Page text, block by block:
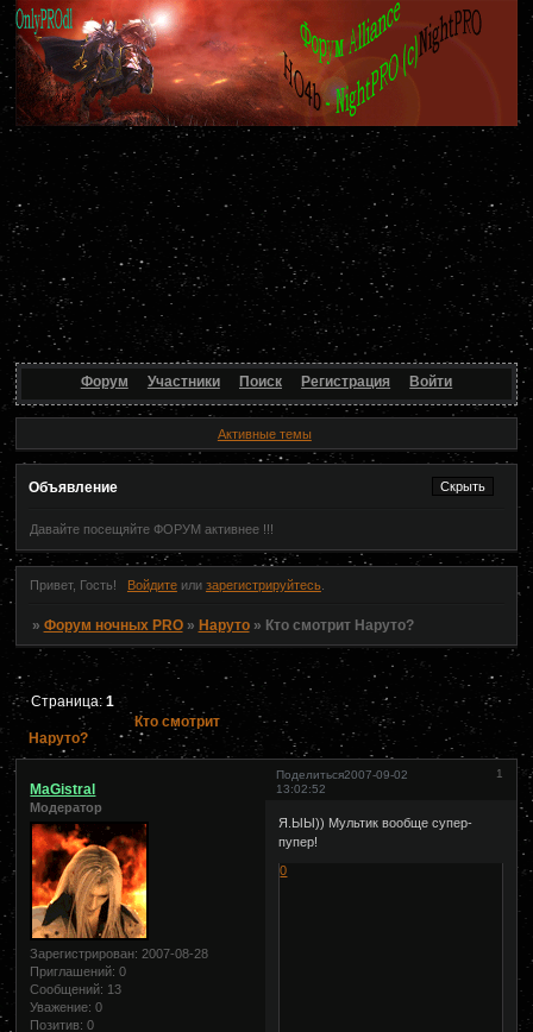
Форум Участники Поиск Регистрация Войти
Активные темы
Объявление
Давайте посещяйте ФОРУМ активнее !!!
Привет, Гость! Войдитеили зарегистрируйтесь.
» Форум ночных PRO » Наруто » Кто смотрит Наруто?
Кто смотрит
Наруто?
Страница: 1
Поделиться 1
2007-09-02
13:02:52
MaGistral
Модератор
Зарегистрирован: 2007-08-28
Приглашений: 0
Сообщений: 13
Уважение: 0
Позитив: 0
Я.ЫЫ)) Мультик вообще супер-
пупер!
0